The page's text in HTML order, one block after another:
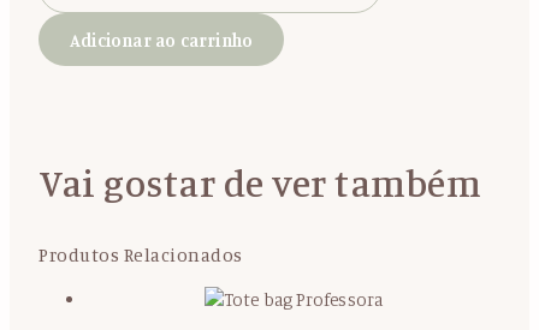
Adicionar ao carrinho
Vai gostar de ver também
Produtos Relacionados